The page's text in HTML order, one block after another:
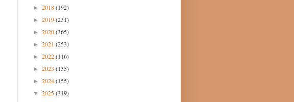
► 2018(192)
► 2019(231)
► 2020(365)
► 2021 (253)
► 2022(116)
► 2023 (135)
► 2024(155)
▼ 2025(319)